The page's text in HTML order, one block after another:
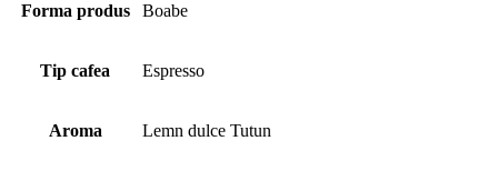
Forma produs Boabe
Tip cafea Espresso
Aroma Lemn dulce Tutun